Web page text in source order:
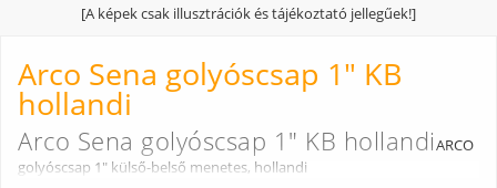
[A képek csak illusztrációk és tájékoztató jellegűek!]
Arco Sena golyóscsap 1" KB
hollandi
Arco Sena golyóscsap 1" KB hollandiARCO
golyóscsap 1" külső-belső menetes, hollandi